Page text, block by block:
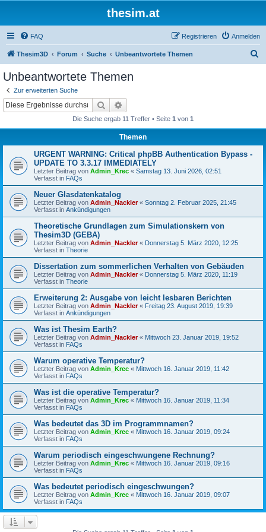
thesim.at
FAQ Anmelden
Registrieren
Thesim3D Forum Suche Unbeantwortete Themen
Unbeantwortete Themen
Zur erweiterten Suche
Suche
Die Suche ergab 11 Treffer • Seite 1 von 1
Themen
URGENT WARNING: Critical phpBB Authentication Bypass -
UPDATE TO 3.3.17 IMMEDIATELY
Letzter Beitrag von Admin_Krec « Samstag 13. Juni 2026, 02:51
Verfasst in FAQs
Neuer Glasdatenkatalog
Letzter Beitrag von Admin_Nackler« Sonntag 2. Februar 2025, 21:45
Verfasst in Ankündigungen
Theoretische Grundlagen zum Simulationskern von
Thesim3D (GEBA)
Letzter Beitrag von Admin_Nackler« Donnerstag 5. März 2020, 12:25
Verfasst in Theorie
Dissertation zum sommerlichen Verhalten von Gebäuden
Letzter Beitrag von Admin_Nackler« Donnerstag 5. März 2020, 11:19
Verfasst in Theorie
Erweiterung 2: Ausgabe von leicht lesbaren Berichten
Letzter Beitrag von Admin_Nackler« Freitag 23. August 2019, 19:39
Verfasst in Ankündigungen
Was ist Thesim Earth?
Letzter Beitrag von Admin_Nackler« Mittwoch 23. Januar 2019, 19:52
Verfasst in FAQs
Warum operative Temperatur?
Letzter Beitrag von Admin_Krec « Mittwoch 16. Januar 2019, 11:42
Verfasst in FAQs
Was ist die operative Temperatur?
Letzter Beitrag von Admin_Krec « Mittwoch 16. Januar 2019, 11:34
Verfasst in FAQs
Was bedeutet das 3D im Programmnamen?
Letzter Beitrag von Admin_Krec « Mittwoch 16. Januar 2019, 09:24
Verfasst in FAQs
Warum periodisch eingeschwungene Rechnung?
Letzter Beitrag von Admin_Krec « Mittwoch 16. Januar 2019, 09:16
Verfasst in FAQs
Was bedeutet periodisch eingeschwungen?
Letzter Beitrag von Admin_Krec « Mittwoch 16. Januar 2019, 09:07
Verfasst in FAQs